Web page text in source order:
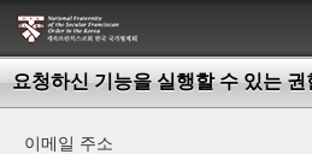
요청하신 기능을 실행할 수 있는
이메일 주소